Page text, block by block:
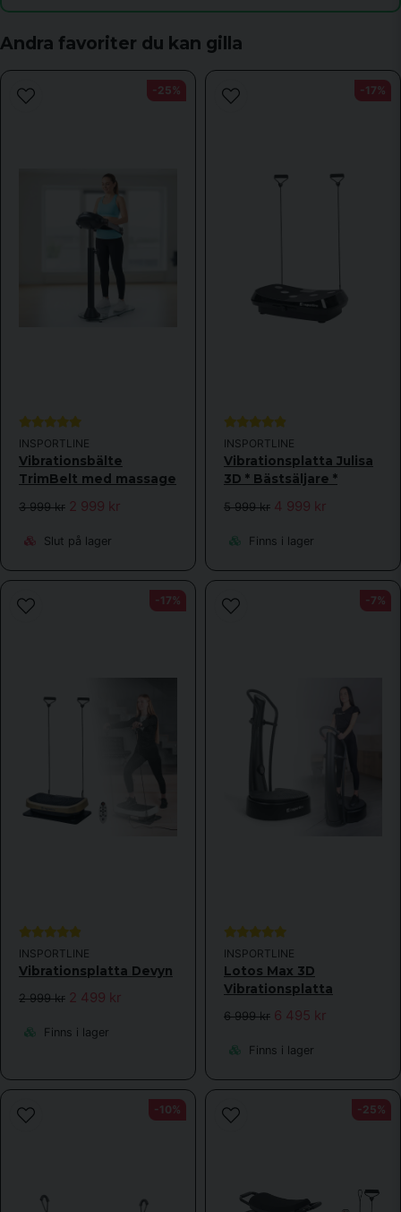
Skicka fråga
Andra favoriter du kan gilla
INSPORTLINE
Vibrationsbälte
TrimBelt med massage
3 999 kr 2 999 kr
Slut på lager
-25%
INSPORTLINE
Vibrationsplatta Julisa
3D * Bästsäljare *
5 999 kr 4 999 kr
Finns i lager
-17%
INSPORTLINE
Vibrationsplatta Devyn
2 999 kr 2 499 kr
Finns i lager
-17%
INSPORTLINE
Lotos Max 3D
Vibrationsplatta
6 999 kr 6 495 kr
Finns i lager
-7%
-10% -25%